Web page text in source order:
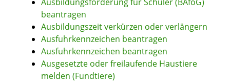
beantragen
Ausbildungszeit verkürzen oder verlängern
Ausfuhrkennzeichen beantragen
Ausfuhrkennzeichen beantragen
Ausgesetzte oder freilaufende Haustiere
melden (Fundtiere)